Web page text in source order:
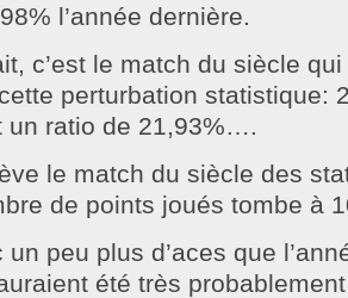
l’année dernière.
c’est le match du siècle
perturbation statistique:
un ratio de 21,93%….
le match du siècle des
de points joués tombe à
un peu plus d’aces que
été très